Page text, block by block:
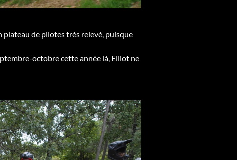
plateau de pilotes très relevé, puisque
octobre cette année là, Elliot ne